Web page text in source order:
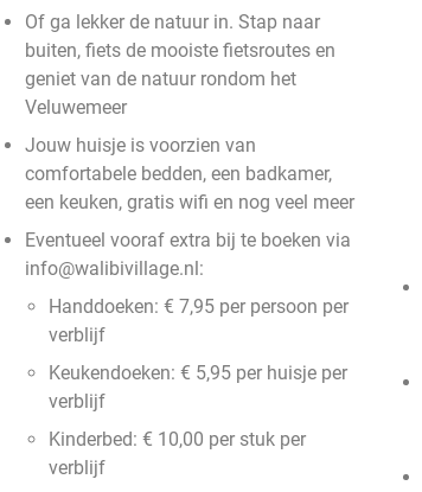
Of ga lekker de natuur in. Stap naar
buiten, fiets de mooiste fietsroutes en
geniet van de natuur rondom het
Veluwemeer
Jouw huisje is voorzien van
comfortabele bedden, een badkamer,
een keuken, gratis wifi en nog veel meer
Eventueel vooraf extra bij te boeken via
info@walibivillage.nl:
Handdoeken: € 7,95 per persoon per
verblijf
Keukendoeken: € 5,95 per huisje per
verblijf
Kinderbed: € 10,00 per stuk per
verblijf